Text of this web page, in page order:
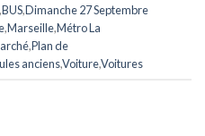
,BUS,Dimanche 27 Septembre
,Marseille,Métro La
,Plan de
anciens,Voiture,Voitures